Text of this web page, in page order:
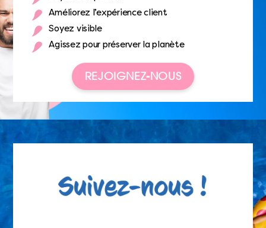
Améliorez l’expérience client
Soyez visible
Agissez pour préserver la planète
REJOIGNEZ-NOUS